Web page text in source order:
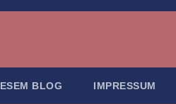
BLOG IMPRESSUM